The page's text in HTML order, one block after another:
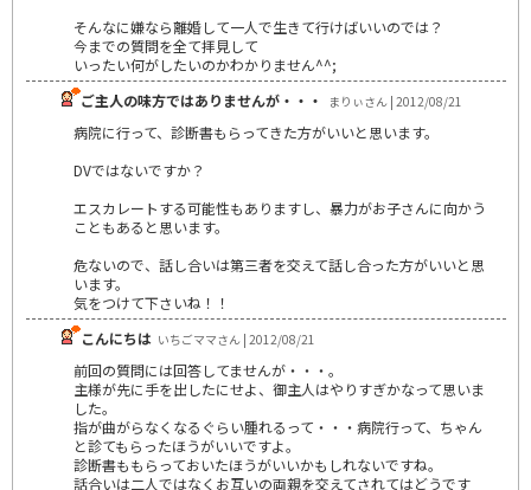
そんなに嫌なら離婚して一人で生きて行けばいいのでは？
今までの質問を全て拝見して
いったい何がしたいのかわかりません^^;
ご主人の味方ではありませんが・・・
まりぃさん | 2012/08/21
病院に行って、診断書もらってきた方がいいと思います。
DVではないですか？
エスカレートする可能性もありますし、暴力がお子さんに向かう
こともあると思います。
危ないので、話し合いは第三者を交えて話し合った方がいいと思
います。
気をつけて下さいね！！
こんにちは いちごママさん | 2012/08/21
前回の質問には回答してませんが・・・。
主様が先に手を出したにせよ、御主人はやりすぎかなって思いま
した。
指が曲がらなくなるぐらい腫れるって・・・病院行って、ちゃん
と診てもらったほうがいいですよ。
診断書ももらっておいたほうがいいかもしれないですね。
話合いは二人ではなくお互いの両親を交えてされてはどうです